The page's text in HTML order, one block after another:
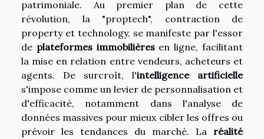
patrimoniale. Au premier plan de cette
révolution, la "proptech", contraction de
property et technology, se manifeste par l'essor
de plateformes immobilièresen ligne, facilitant
la mise en relation entre vendeurs, acheteurs et
agents. De surcroît, l'intelligence artificielle
s'impose comme un levier de personnalisation et
d'efficacité, notamment dans l'analyse de
données massives pour mieux cibler les offres ou
prévoir les tendances du marché. La réalité